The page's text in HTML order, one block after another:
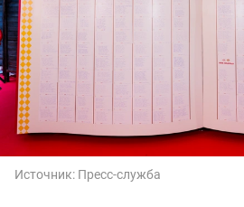
Источник: Пресс-служба